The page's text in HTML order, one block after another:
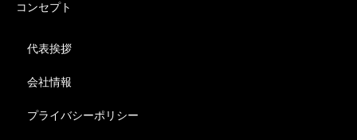
コンセプト
代表挨拶
会社情報
プライバシーポリシー